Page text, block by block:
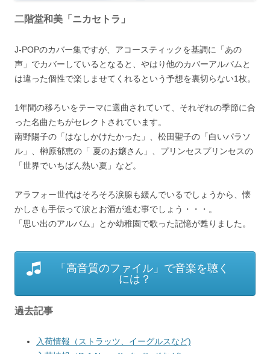
二階堂和美「ニカセトラ」
J-POPのカバー集ですが、アコースティックを基調に「あの
声」でカバーしているとなると、やはり他のカバーアルバムと
は違った個性で楽しませてくれるという予想を裏切らない1枚。
1年間の移ろいをテーマに選曲されていて、それぞれの季節に合
った名曲たちがセレクトされています。
南野陽子の「はなしかけたかった」、松田聖子の「白いパラソ
ル」、榊原郁恵の「 夏のお嬢さん」、プリンセスプリンセスの
「世界でいちばん熱い夏」など。
アラフォー世代はそろそろ涙腺も緩んでいるでしょうから、懐
かしさも手伝って涙とお酒が進む事でしょう・・・。
「思い出のアルバム」とか幼稚園で歌った記憶が甦りました。
「高音質のファイル」で音楽を聴く
には？
過去記事
入荷情報（ストラッツ、イーグルスなど)